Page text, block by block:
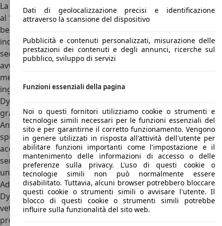
La Citroen Dyane, nei suoi lunghi anni di carriera, dal 1967
al 1984, è stata eletta da alcune riviste di settore l’auto più
bella di sempre com’e accaduto per la sorellina 2Cv che è
indubbiamente una delle icone motoristiche dello scorso
secolo che lanciarono la casa del Double Chevron. La linea
avveniristica, la tecnologia semplice per l’epoca, la solidità
meccanica, ne fanno forse il più celebre esempio di
ingegneria e design applicati all’automobile e qui, sulla
Dyane la situazione si replica in formato leggermente più
grande.
Ancor’oggi, con le sue linee avveniristiche e sinuose offre
spunto ai designer moderni, per non parlare di cosa
accadde nel 1967, anno della sua presentazione, quando
sembrava un branchia della Citroen 2Cv, ma era in realtà
una delle pagine che hanno fatto la storia diCitroen.
Ad oggi parlare di rivali di una macchina come la Citroen
Dyane può far sorridere, in quanto risulta essere una delle
vetture più iconiche e strabilianti del secolo scorso, ed è
proprio da quel preciso periodo storica dal quale attingere
Dati di geolocalizzazione precisi e identificazione
attraverso la scansione del dispositivo
Pubblicità e contenuti personalizzati, misurazione delle
prestazioni dei contenuti e degli annunci, ricerche sul
pubblico, sviluppo di servizi
Funzioni essenziali della pagina
Noi o questi fornitori utilizziamo cookie o strumenti e
tecnologie simili necessari per le funzioni essenziali del
sito e per garantirne il corretto funzionamento. Vengono
in genere utilizzati in risposta all'attività dell'utente per
abilitare funzioni importanti come l'impostazione e il
mantenimento delle informazioni di accesso o delle
preferenze sulla privacy. L'uso di questi cookie o
tecnologie simili non può normalmente essere
disabilitato. Tuttavia, alcuni browser potrebbero bloccare
questi cookie o strumenti simili o avvisare l'utente. Il
blocco di questi cookie o strumenti simili potrebbe
influire sulla funzionalità del sito web.